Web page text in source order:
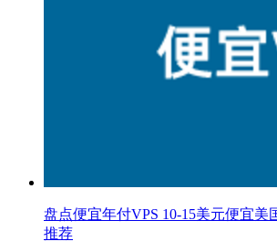
盘点便宜年付VPS 10-15美元便宜美
推荐